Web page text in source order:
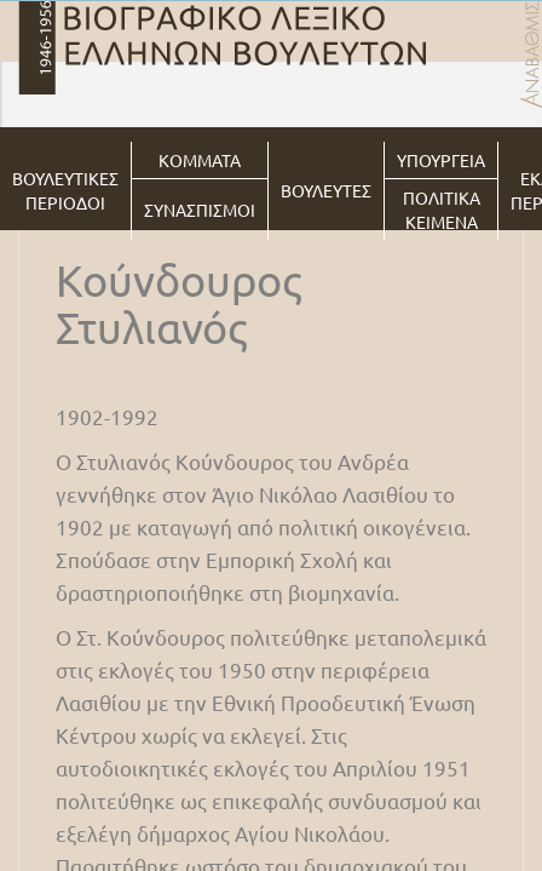
ΒΟΥΛΕΥΤΙΚΕΣ
ΠΕΡΙΟΔΟΙ
ΚΟΜΜΑΤΑ
ΒΟΥΛΕΥΤΕΣ
ΥΠΟΥΡΓΕΙΑ
ΣΥΝΑΣΠΙΣΜΟΙ
ΠΟΛΙΤΙΚΑ
ΚΕΙΜΕΝΑ
Κούνδουρος
Στυλιανός
1902-1992
O Στυλιανός Κούνδουρος του Ανδρέα
γεννήθηκε στον Άγιο Νικόλαο Λασιθίου το
1902 με καταγωγή από πολιτική οικογένεια.
Σπούδασε στην Εμπορική Σχολή και
δραστηριοποιήθηκε στη βιομηχανία.
Ο Στ. Κούνδουρος πολιτεύθηκε μεταπολεμικά
στις εκλογές του 1950 στην περιφέρεια
Λασιθίου με την Εθνική Προοδευτική Ένωση
Κέντρου χωρίς να εκλεγεί. Στις
αυτοδιοικητικές εκλογές του Απριλίου 1951
πολιτεύθηκε ως επικεφαλής συνδυασμού και
εξελέγη δήμαρχος Αγίου Νικολάου.
Παραιτήθηκε ωστόσο του δημαρχιακού του